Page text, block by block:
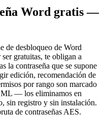
Word gratis —
de desbloqueo de Word
gratuitas, te obligan a
la contraseña que se supone
edición, recomendación de
por rango son marcado
— los eliminamos en
sin registro y sin instalación.
de contraseñas AES.